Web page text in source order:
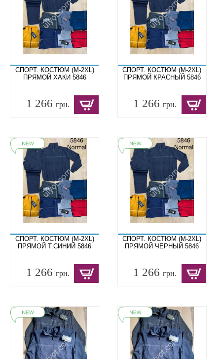
СПОРТ. КОСТЮМ (M-2XL)
ПРЯМОЙ ХАКИ 5846
1 266 грн.
СПОРТ. КОСТЮМ (M-2XL)
ПРЯМОЙ КРАСНЫЙ 5846
1 266грн.
СПОРТ. КОСТЮМ (M-2XL)
ПРЯМОЙ Т.СИНИЙ 5846
1 266 грн.
СПОРТ. КОСТЮМ (M-2XL)
ПРЯМОЙ ЧЕРНЫЙ 5846
1 266грн.